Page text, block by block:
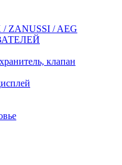
ZANUSSI / AEG
клапан